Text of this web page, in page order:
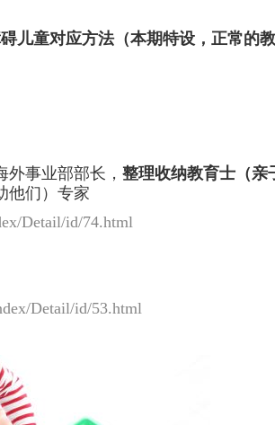
儿童对应方法（本期特设，正常的教
事业部部长， 整理收纳教育士（亲
他们）专家
Detail/id/74.html
Detail/id/53.html